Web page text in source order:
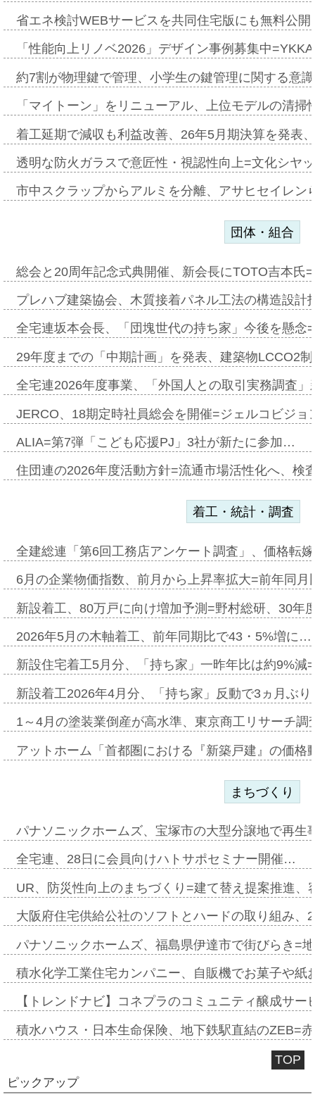
省エネ検討WEBサービスを共同住宅版にも無料公
「性能向上リノベ2026」デザイン事例募集中
約7割が物理鍵で管理、小学生の鍵管理に関する意
「マイトーン」をリニューアル、上位モデルの清
着工延期で減収も利益改善、26年5月期決算を発表
透明な防火ガラスで意匠性・視認性向上=文化シヤ
市中スクラップからアルミを分離、アサヒセイレ
団体・組合
総会と20周年記念式典開催、新会長にTOTO吉本氏
プレハブ建築協会、木質接着パネル工法の構造設
全宅連坂本会長、「団塊世代の持ち家」今後を懸
29年度までの「中期計画」を発表、建築物LCCO2
全宅連2026年度事業、「外国人との取引実務調査
JERCO、18期定時社員総会を開催=ジェルコビジ
ALIA=第7弾「こども応援PJ」3社が新たに参加…
住団連の2026年度活動方針=流通市場活性化へ、検
着工・統計・調査
全建総連「第6回工務店アンケート調査」、価格転
6月の企業物価指数、前月から上昇率拡大=前年同
新設着工、80万戸に向け増加予測=野村総研、30年
2026年5月の木軸着工、前年同期比で43・5%増に…
新設住宅着工5月分、「持ち家」一昨年比は約9%
新設着工2026年4月分、「持ち家」反動で3ヵ月ぶ
1～4月の塗装業倒産が高水準、東京商工リサーチ
アットホーム「首都圏における『新築戸建』の価
まちづくり
パナソニックホームズ、宝塚市の大型分譲地で再
全宅連、28日に会員向けハトサポセミナー開催…
UR、防災性向上のまちづくり=建て替え提案推進
大阪府住宅供給公社のソフトとハードの取り組み
パナソニックホームズ、福島県伊達市で街びらき=
積水化学工業住宅カンパニー、自販機でお菓子や
【トレンドナビ】コネプラのコミュニティ醸成サ
積水ハウス・日本生命保険、地下鉄駅直結のZEB=
TOP
ピックアップ